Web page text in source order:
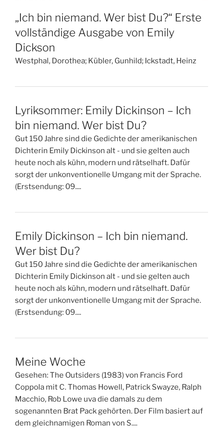
„Ich bin niemand. Wer bist Du?“ Erste
vollständige Ausgabe von Emily
Dickson
Westphal, Dorothea; Kübler, Gunhild; Ickstadt, Heinz
Lyriksommer: Emily Dickinson – Ich
bin niemand. Wer bist Du?
Gut 150 Jahre sind die Gedichte der amerikanischen
Dichterin Emily Dickinson alt - und sie gelten auch
heute noch als kühn, modern und rätselhaft. Dafür
sorgt der unkonventionelle Umgang mit der Sprache.
(Erstsendung: 09....
Emily Dickinson – Ich bin niemand.
Wer bist Du?
Gut 150 Jahre sind die Gedichte der amerikanischen
Dichterin Emily Dickinson alt - und sie gelten auch
heute noch als kühn, modern und rätselhaft. Dafür
sorgt der unkonventionelle Umgang mit der Sprache.
(Erstsendung: 09....
Meine Woche
Gesehen: The Outsiders (1983) von Francis Ford
Coppola mit C. Thomas Howell, Patrick Swayze, Ralph
Macchio, Rob Lowe uva die damals zu dem
sogenannten Brat Pack gehörten. Der Film basiert auf
dem gleichnamigen Roman von S....